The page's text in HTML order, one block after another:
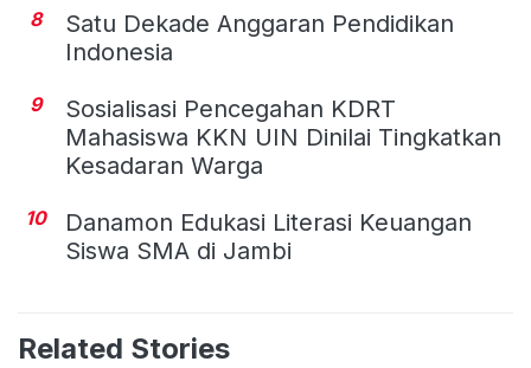
8
Satu Dekade Anggaran Pendidikan
Indonesia
9
Sosialisasi Pencegahan KDRT
Mahasiswa KKN UIN Dinilai Tingkatkan
Kesadaran Warga
10
Danamon Edukasi Literasi Keuangan
Siswa SMA di Jambi
Related Stories